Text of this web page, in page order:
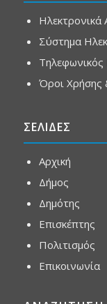
Ηλεκτρονικά
Σύστημα
Όροι Χρήσης
ΣΕΛΙΔΕΣ
Αρχική
Δήμος
Δημότης
Επισκέπτης
Πολιτισμός
Επικοινωνία